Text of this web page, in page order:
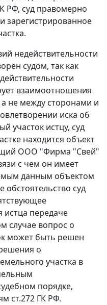
РФ, суд правомерно
зарегистрированное
недействительности
судом, так как
взаимоотношения
не между сторонами и
иска об
участок истцу, суд
находится объект
ООО "Фирма "Свей"
с чем он имеет
данным объектом
суд
истца передаче
случае вопрос о
может быть решен
о
участка в
порядке,
ст.272 ГК РФ.